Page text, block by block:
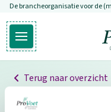
Overslaan en naar de
De brancheorganisatie voor de
Open hoofdmenu
Terug naar overzicht
Professionals